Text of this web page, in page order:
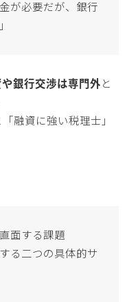
が必要だが、銀行
や銀行交渉は専門外 と
融資に強い税理士」
面する課題
る二つの具体的サ